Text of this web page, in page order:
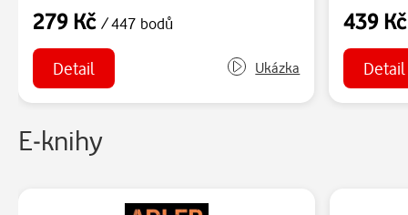
279 Kč / 447 bodů
Detail Ukázka
439
Detail
E-knihy